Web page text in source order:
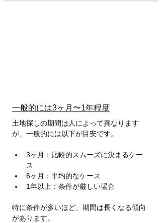
一般的には3ヶ月〜1年程度
土地探しの期間は人によって異なります
が、一般的には以下が目安です。
3ヶ月：比較的スムーズに決まるケー
ス
6ヶ月：平均的なケース
1年以上：条件が厳しい場合
特に条件が多いほど、期間は長くなる傾向
があります。